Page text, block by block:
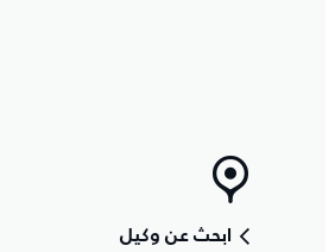
ابحث عن وكيل